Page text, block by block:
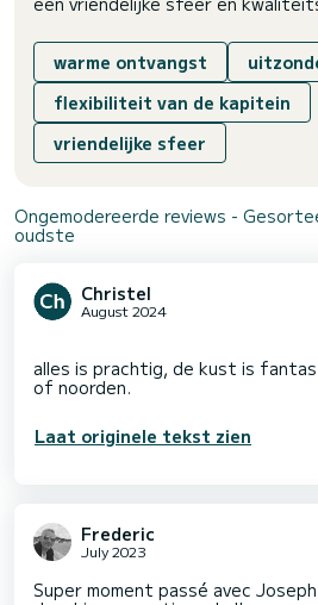
warme ontvangst
flexibiliteit van de kapitein
vriendelijke sfeer
Ongemodereerde reviews -
oudste
Christel
August 2024
alles is prachtig, de kust is
Laat originele tekst zien
Frederic
July 2023
Super moment passé avec